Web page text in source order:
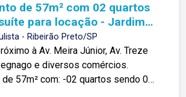
de 57m² com 02 quartos
para locação - Jardim
- Ribeirão Preto/SP
à Av. Meira Júnior, Av. Treze
e diversos comércios.
57m² com: -02 quartos sendo 01